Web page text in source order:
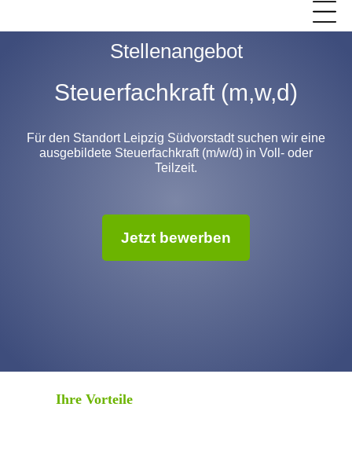
Stellenangebot
Steuerfachkraft (m,w,d)
Für den Standort Leipzig Südvorstadt suchen wir eine
ausgebildete Steuerfachkraft (m/w/d) in Voll- oder
Teilzeit.
Jetzt bewerben
Ihre Vorteile